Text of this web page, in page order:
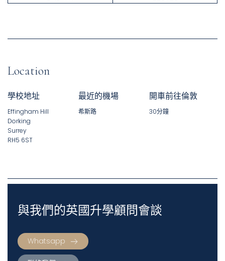
Location
學校地址
Effingham Hill
Dorking
Surrey
RH5 6ST
最近的機場
希斯路
開車前往倫敦
30分鐘
與我們的英國升學顧問會談
Whatsapp